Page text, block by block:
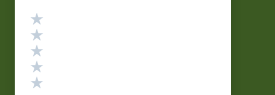
Valutazione